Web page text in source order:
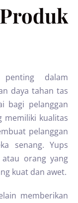
dalam
daya tahan tas
bagi pelanggan
memiliki kualitas
pelanggan
senang. Yups
orang yang
kuat dan awet.
memberikan